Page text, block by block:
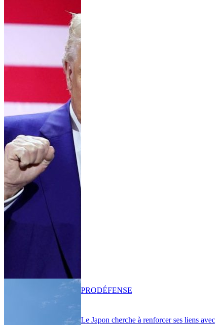
Le Japon cherche à renforcer ses liens avec
PRODÉFENSE